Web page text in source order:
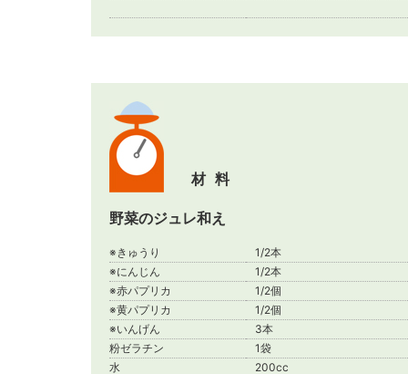
材料
野菜のジュレ和え
※きゅうり
1/2本
※にんじん
1/2本
※赤パプリカ
1/2個
※黄パプリカ
1/2個
※いんげん
3本
粉ゼラチン
1袋
水
200cc